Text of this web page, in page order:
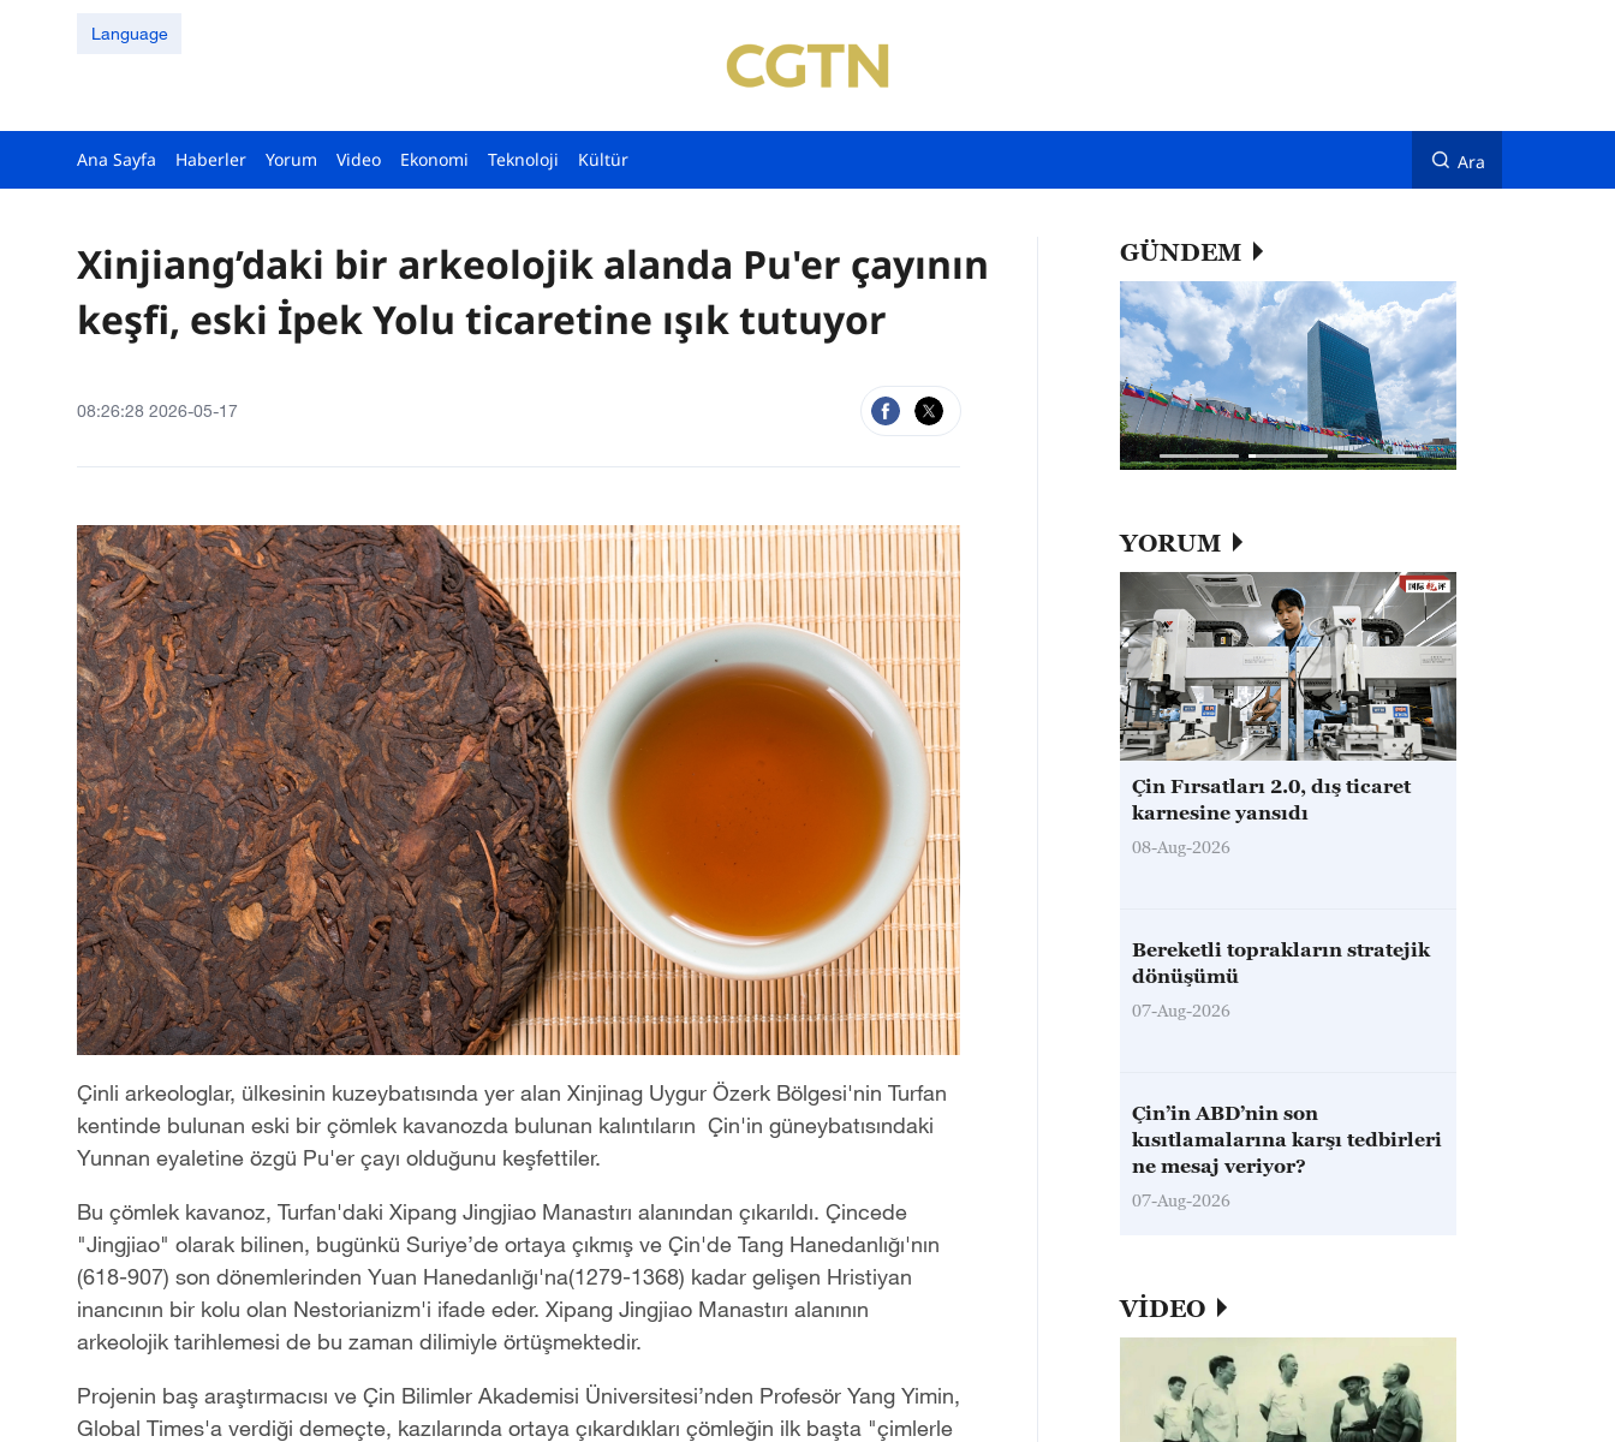
Language
Ana Sayfa Haberler Yorum Video Ekonomi Teknoloji Kültür Ara
Xinjiang’daki bir arkeolojik alanda Pu'er çayının
keşfi, eski İpek Yolu ticaretine ışık tutuyor
08:26:28 2026-05-17
Çinli arkeologlar, ülkesinin kuzeybatısında yer alan Xinjinag Uygur Özerk Bölgesi'nin Turfan
kentinde bulunan eski bir çömlek kavanozda bulunan kalıntıların Çin'in güneybatısındaki
Yunnan eyaletine özgü Pu'er çayı olduğunu keşfettiler.
Bu çömlek kavanoz, Turfan'daki Xipang Jingjiao Manastırı alanından çıkarıldı. Çincede
"Jingjiao" olarak bilinen, bugünkü Suriye’de ortaya çıkmış ve Çin'de Tang Hanedanlığı'nın
(618-907) son dönemlerinden Yuan Hanedanlığı'na(1279-1368) kadar gelişen Hristiyan
inancının bir kolu olan Nestorianizm'i ifade eder. Xipang Jingjiao Manastırı alanının
arkeolojik tarihlemesi de bu zaman dilimiyle örtüşmektedir.
Projenin baş araştırmacısı ve Çin Bilimler Akademisi Üniversitesi’nden Profesör Yang Yimin,
Global Times'a verdiği demeçte, kazılarında ortaya çıkardıkları çömleğin ilk başta "çimlerle
GÜNDEM
YORUM
Çin Fırsatları 2.0, dış ticaret
karnesine yansıdı
08-Aug-2026
Bereketli toprakların stratejik
dönüşümü
07-Aug-2026
Çin’in ABD’nin son
kısıtlamalarına karşı tedbirleri
ne mesaj veriyor?
07-Aug-2026
VİDEO